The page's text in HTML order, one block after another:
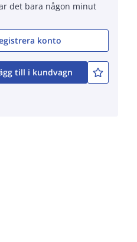
det bara någon minut
konto
till i kundvagn